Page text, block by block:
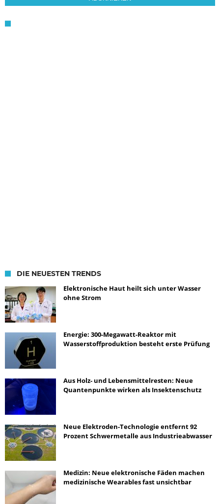
DIE NEUESTEN TRENDS
Elektronische Haut heilt sich unter Wasser
ohne Strom
Energie: 300-Megawatt-Reaktor mit
Wasserstoffproduktion besteht erste Prüfung
Aus Holz- und Lebensmittelresten: Neue
Quantenpunkte wirken als Insektenschutz
Neue Elektroden-Technologie entfernt 92
Prozent Schwermetalle aus Industrieabwasser
Medizin: Neue elektronische Fäden machen
medizinische Wearables fast unsichtbar